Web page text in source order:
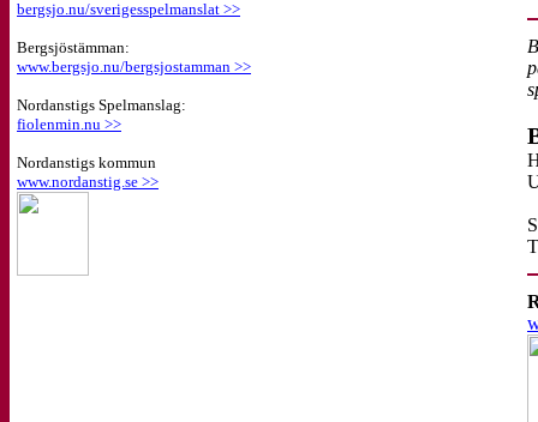
bergsjo.nu/sverigesspelmanslat >>
Bergsjöstämman:
www.bergsjo.nu/bergsjostamman >>
Nordanstigs Spelmanslag:
fiolenmin.nu >>
Nordanstigs kommun
www.nordanstig.se >>